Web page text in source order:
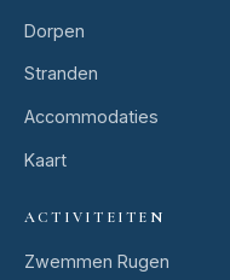
Dorpen
Stranden
Accommodaties
Kaart
ACTIVITEITEN
Zwemmen Rugen